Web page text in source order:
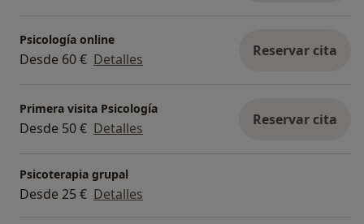
Psicología online
Desde 60 € Detalles Reservar cita
Primera visita Psicología
Desde 50 € Detalles Reservar cita
Psicoterapia grupal
Desde 25 € Detalles